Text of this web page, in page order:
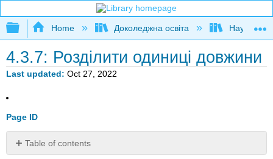
Expand/collapse global hierarchy
Home Доколеджна освіта Наука і
4.3.7: Розділити одиниці довжини
Last updated Oct 27, 2022
Page ID
Table of contents